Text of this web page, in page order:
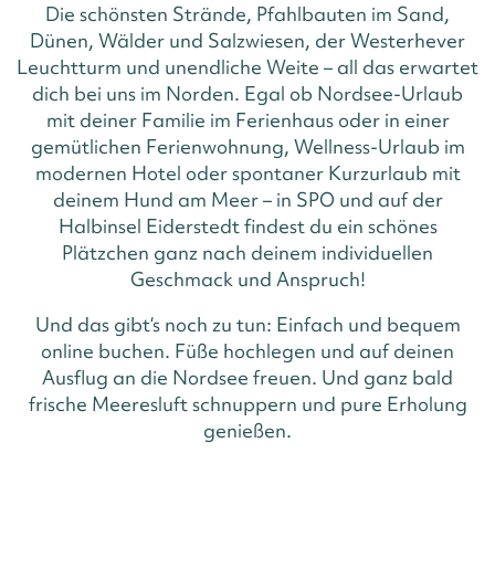
Die schönsten Strände, Pfahlbauten im Sand,
Dünen, Wälder und Salzwiesen, der Westerhever
Leuchtturm und unendliche Weite – all das erwartet
dich bei uns im Norden. Egal ob Nordsee-Urlaub
mit deiner Familie im Ferienhaus oder in einer
gemütlichen Ferienwohnung, Wellness-Urlaub im
modernen Hotel oder spontaner Kurzurlaub mit
deinem Hund am Meer – in SPO und auf der
Halbinsel Eiderstedt findest du ein schönes
Plätzchen ganz nach deinem individuellen
Geschmack und Anspruch!
Und das gibt‘s noch zu tun: Einfach und bequem
online buchen. Füße hochlegen und auf deinen
Ausflug an die Nordsee freuen. Und ganz bald
frische Meeresluft schnuppern und pure Erholung
genießen.